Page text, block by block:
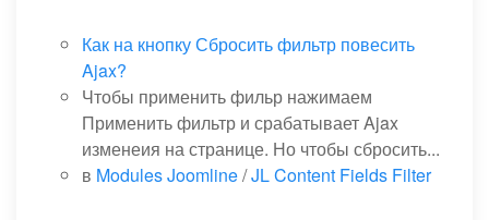
Как на кнопку Сбросить фильтр повесить
Ajax?
Чтобы применить фильр нажимаем
Применить фильтр и срабатывает Ajax
изменеия на странице. Но чтобы сбросить...
в Modules Joomline/JL Content Fields Filter